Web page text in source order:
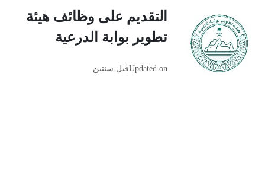
التقديم على وظائف هيئة
تطوير بوابة الدرعية
Updated onقبل سنتين